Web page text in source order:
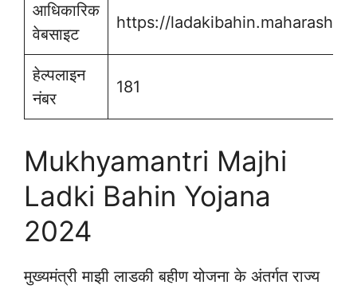
आधिकारिक
वेबसाइट
https://
हेल्पलाइन
नंबर
181
Mukhyamantri Majhi
Ladki Bahin Yojana
2024
मुख्यमंत्री माझी लाडकी बहीण योजना के अंतर्गत राज्य